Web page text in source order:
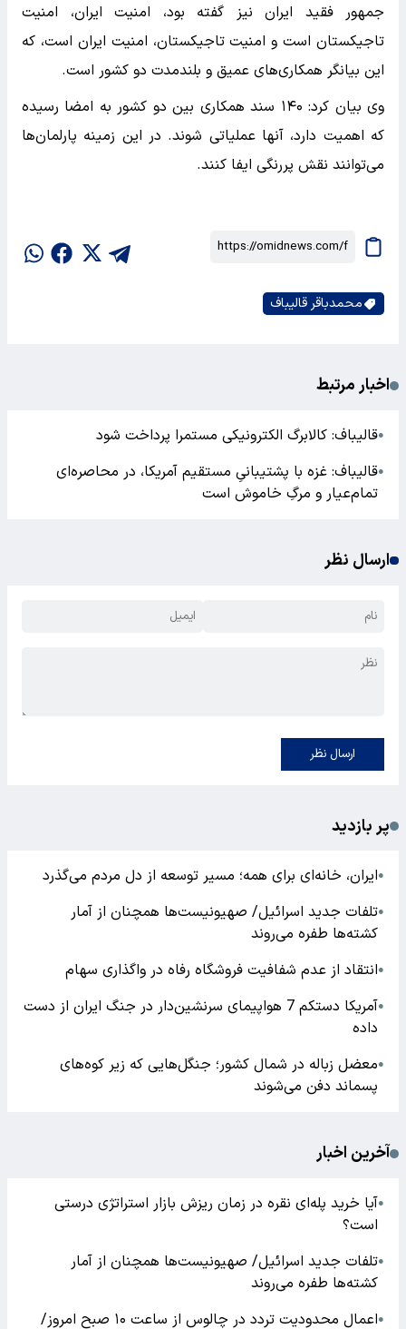
جمهور فقید ایران نیز گفته بود، امنیت ایران، امنیت
تاجیکستان است و امنیت تاجیکستان، امنیت ایران است، که
این بیانگر همکاری‌های عمیق و بلندمدت دو کشور است.
وی بیان کرد: ۱۴۰ سند همکاری بین دو کشور به امضا رسیده
که اهمیت دارد، آنها عملیاتی شوند. در این زمینه پارلمان‌ها
می‌توانند نقش پررنگی ایفا کنند.
محمدباقر قالیباف
اخبار مرتبط
●قالیباف: کالابرگ الکترونیکی مستمرا پرداخت شود
●قالیباف: غزه با پشتیبانیِ مستقیم آمریکا، در محاصره‌ای
تمام‌عیار و مرگِ خاموش است
ارسال نظر
ارسال نظر
پر بازدید
●ایران، خانه‌ای برای همه؛ مسیر توسعه از دل مردم می‌گذرد
●تلفات جدید اسرائیل/ صهیونیست‌ها همچنان از آمار
کشته‌ها طفره می‌روند
●انتقاد از عدم شفافیت فروشگاه رفاه در واگذاری سهام
●
آمریکا دستکم 7 هواپیمای سرنشین‌دار در جنگ ایران از دست
داده
●معضل زباله در شمال کشور؛ جنگل‌هایی که زیر کوه‌های
پسماند دفن می‌شوند
آخرین اخبار
●آیا خرید پله‌ای نقره در زمان ریزش بازار استراتژی درستی
است؟
●تلفات جدید اسرائیل/ صهیونیست‌ها همچنان از آمار
کشته‌ها طفره می‌روند
● اعمال محدودیت تردد در چالوس از ساعت ۱۰ صبح امروز/